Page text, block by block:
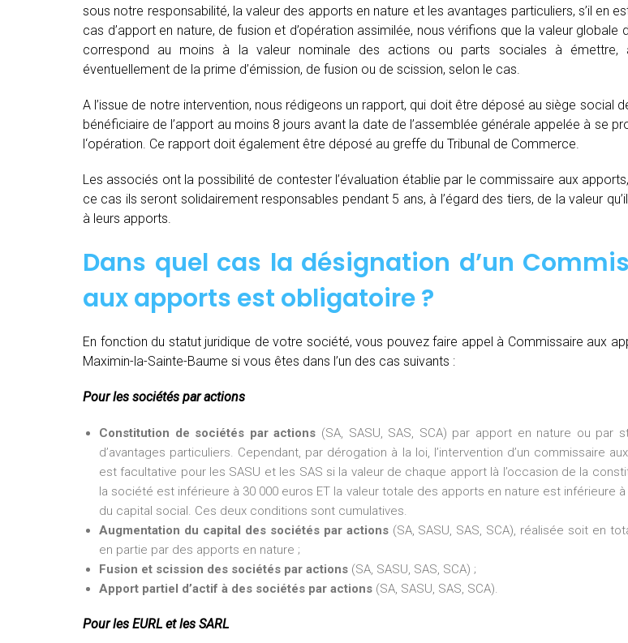
sous notre responsabilité, la valeur des apports en nature et les avantages particuliers, s’il en
cas d’apport en nature, de fusion et d’opération assimilée, nous vérifions que la valeur globale
correspond au moins à la valeur nominale des actions ou parts sociales à émettre,
éventuellement de la prime d’émission, de fusion ou de scission, selon le cas.
A l’issue de notre intervention, nous rédigeons un rapport, qui doit être déposé au siège social
bénéficiaire de l’apport au moins 8 jours avant la date de l’assemblée générale appelée à se
l‘opération. Ce rapport doit également être déposé au greffe du Tribunal de Commerce.
Les associés ont la possibilité de contester l’évaluation établie par le commissaire aux
ce cas ils seront solidairement responsables pendant 5 ans, à l’égard des tiers, de la valeur
à leurs apports.
Dans quel cas la désignation d’un
aux apports est obligatoire ?
En fonction du statut juridique de votre société, vous pouvez faire appel à Commissaire aux
Maximin-la-Sainte-Baume si vous êtes dans l’un des cas suivants :
Pour les sociétés par actions
Constitution de sociétés par actions (SA, SASU, SAS, SCA) par apport en nature ou par
d’avantages particuliers. Cependant, par dérogation à la loi, l’intervention d’un commissaire
est facultative pour les SASU et les SAS si la valeur de chaque apport là l’occasion de la
la société est inférieure à 30 000 euros ET la valeur totale des apports en nature est inférieure
du capital social. Ces deux conditions sont cumulatives.
Augmentation du capital des sociétés par actions(SA, SASU, SAS, SCA), réalisée soit en
en partie par des apports en nature ;
Fusion et scission des sociétés par actions (SA, SASU, SAS, SCA) ;
Apport partiel d’actif à des sociétés par actions (SA, SASU, SAS, SCA).
Pour les EURL et les SARL